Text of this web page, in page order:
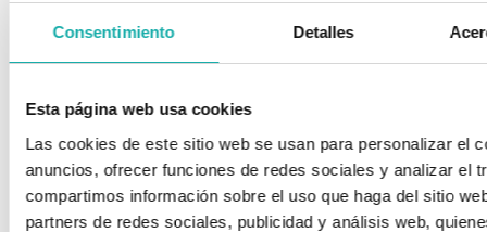
Consentimiento Detalles
Esta página web usa cookies
Las cookies de este sitio web se usan para personalizar el
anuncios, ofrecer funciones de redes sociales y analizar el
compartimos información sobre el uso que haga del sitio
partners de redes sociales, publicidad y análisis web,
facial
limpieza
facial